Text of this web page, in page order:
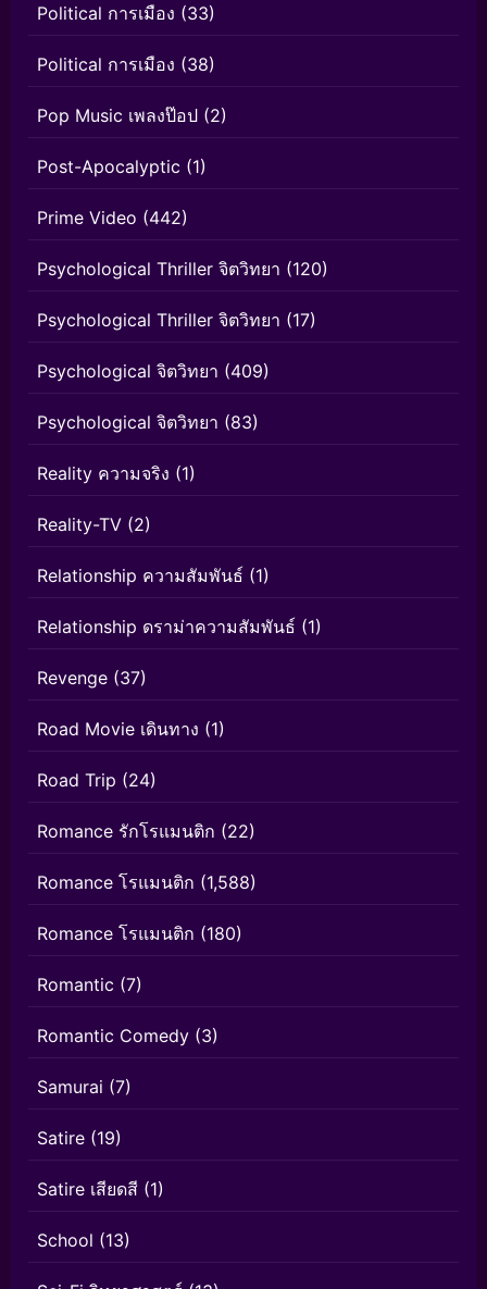
Political การเมือง (33)
Political การเมือง (38)
Pop Music เพลงป๊อป (2)
Post-Apocalyptic (1)
Prime Video (442)
Psychological Thriller จิตวิทยา (120)
Psychological Thriller จิตวิทยา (17)
Psychological จิตวิทยา (409)
Psychological จิตวิทยา (83)
Reality ความจริง (1)
Reality-TV (2)
Relationship ความสัมพันธ์ (1)
Relationship ดราม่าความสัมพันธ์ (1)
Revenge (37)
Road Movie เดินทาง (1)
Road Trip (24)
Romance รักโรแมนติก (22)
Romance โรแมนติก (1,588)
Romance โรแมนติก (180)
Romantic (7)
Romantic Comedy (3)
Samurai (7)
Satire (19)
Satire เสียดสี (1)
School (13)